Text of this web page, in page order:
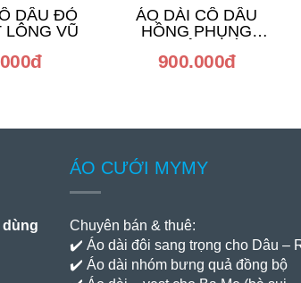
DÂU ĐỎ
LÔNG VŨ
ÁO DÀI CÔ DÂU
HỒNG PHỤNG
900.000đ
ÁO CƯỚI MYMY
Chuyên bán & thuê:
✔️ Áo dài đôi sang trọng cho Dâu –
✔️ Áo dài nhóm bưng quả đồng bộ